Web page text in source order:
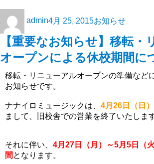
admin4月 25, 2015お知らせ
【重要なお知らせ】移転・
オープンによる休校期間に
移転・リニューアルオープンの準備など
お知らせです。
ナナイロミュージックは、 4月26日（日
まして、旧校舎での営業を終了いたします
それに伴い、 4月27日（月）～5月5日（
間 となります。